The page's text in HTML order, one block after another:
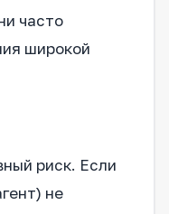
часто
широкой
риск. Если
не